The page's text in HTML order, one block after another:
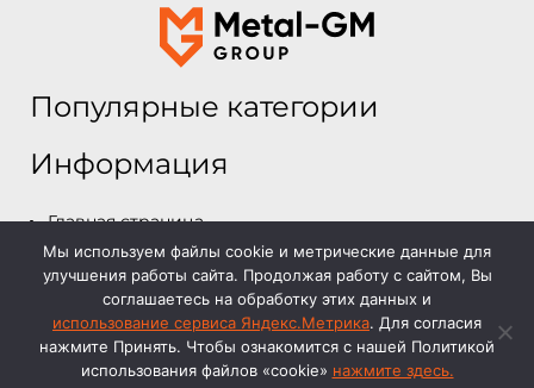
Популярные категории
Информация
Главная страница
Каталог
О компании
Отзывы и работы
Контакты
Мы используем файлы cookie и метрические данные для
улучшения работы сайта. Продолжая работу с сайтом, Вы
соглашаетесь на обработку этих данных и
использование сервиса Яндекс.Метрика. Для согласия
нажмите Принять. Чтобы ознакомится с нашей Политикой
использования файлов «cookie» нажмите здесь.